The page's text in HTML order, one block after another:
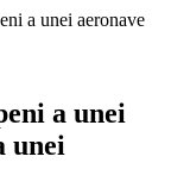
a unei aeronave
a unei
unei